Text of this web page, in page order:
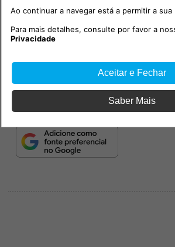
Ao continuar a navegar está a permitir a sua
Para mais detalhes, consulte por favor a
Privacidade
Aceitar e Fechar
Saber Mais